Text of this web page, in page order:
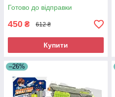
Готово до відправки
450 ₴ 612 ₴
Купити
–26%